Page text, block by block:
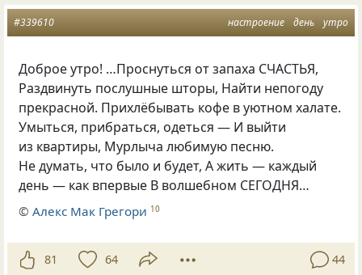
настроение день утро
#339610
Доброе утро! …Проснуться от запаха СЧАСТЬЯ,
Раздвинуть послушные шторы, Найти непогоду
прекрасной. Прихлёбывать кофе в уютном халате.
Умыться, прибраться, одеться — И выйти
из квартиры, Мурлыча любимую песню.
Не думать, что было и будет, А жить — каждый
день — как впервые В волшебном СЕГОДНЯ…
©Алекс Мак Грегори 10
81 64 44